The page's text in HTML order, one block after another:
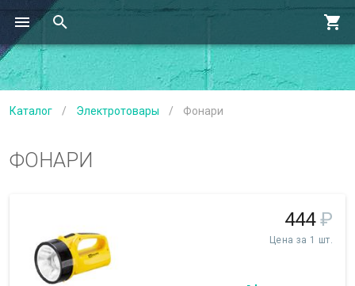
Каталог / Электротовары / Фонари
ФОНАРИ
444 ₽
Цена за 1 шт.